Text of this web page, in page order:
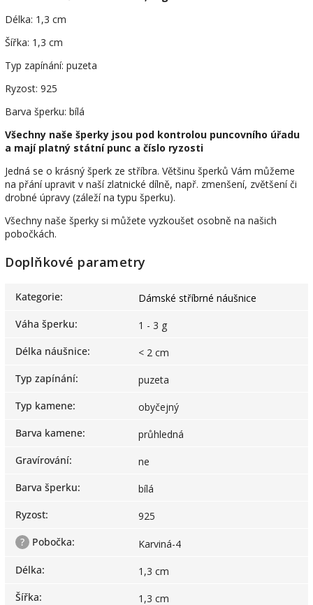
Délka: 1,3 cm
Šířka: 1,3 cm
Typ zapínání: puzeta
Ryzost: 925
Barva šperku: bílá
Všechny naše šperky jsou pod kontrolou puncovního úřadu
a mají platný státní punc a číslo ryzosti
Jedná se o krásný šperk ze stříbra. Většinu šperků Vám můžeme
na přání upravit v naší zlatnické dílně, např. zmenšení, zvětšení či
drobné úpravy (záleží na typu šperku).
Všechny naše šperky si můžete vyzkoušet osobně na našich
pobočkách.
Doplňkové parametry
Kategorie:
Dámské stříbrné náušnice
Váha šperku:
1 - 3 g
Délka náušnice:
< 2 cm
Typ zapínání:
puzeta
Typ kamene:
obyčejný
Barva kamene:
průhledná
Gravírování:
ne
Barva šperku:
bílá
Ryzost:
925
?
Pobočka:
Karviná-4
Délka:
1,3 cm
Šířka:
1,3 cm